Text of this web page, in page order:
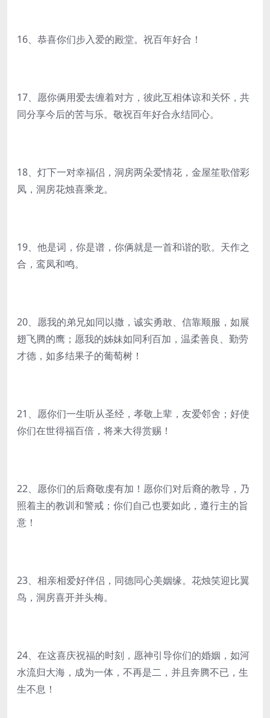
16、恭喜你们步入爱的殿堂。祝百年好合！
17、愿你俩用爱去缠着对方，彼此互相体谅和关怀，共
同分享今后的苦与乐。敬祝百年好合永结同心。
18、灯下一对幸福侣，洞房两朵爱情花，金屋笙歌偕彩
凤，洞房花烛喜乘龙。
19、他是词，你是谱，你俩就是一首和谐的歌。天作之
合，鸾凤和鸣。
20、愿我的弟兄如同以撒，诚实勇敢、信靠顺服，如展
翅飞腾的鹰；愿我的姊妹如同利百加，温柔善良、勤劳
才德，如多结果子的葡萄树！
21、愿你们一生听从圣经，孝敬上辈，友爱邻舍；好使
你们在世得福百倍，将来大得赏赐！
22、愿你们的后裔敬虔有加！愿你们对后裔的教导，乃
照着主的教训和警戒；你们自己也要如此，遵行主的旨
意！
23、相亲相爱好伴侣，同德同心美姻缘。花烛笑迎比翼
鸟，洞房喜开并头梅。
24、在这喜庆祝福的时刻，愿神引导你们的婚姻，如河
水流归大海，成为一体，不再是二，并且奔腾不已，生
生不息！